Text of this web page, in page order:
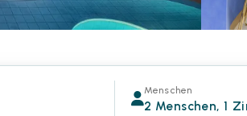
Menschen
2 Menschen, 1